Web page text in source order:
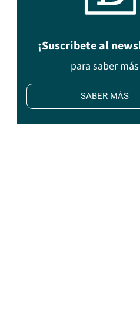
¡Suscribete al
para saber más
SABER MÁS